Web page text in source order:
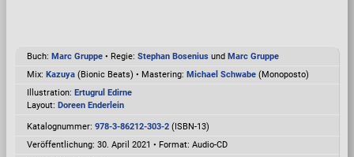
Buch: Marc Gruppe • Regie: Stephan Bosenius und Marc Gruppe
Mix: Kazuya (Bionic Beats) • Mastering: Michael Schwabe (Monoposto)
Illustration: Ertugrul Edirne
Layout: Doreen Enderlein
Katalognummer: 978-3-86212-303-2 (ISBN-13)
Veröffentlichung: 30. April 2021 • Format: Audio-CD